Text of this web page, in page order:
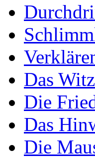
Das
Die
Das
Die